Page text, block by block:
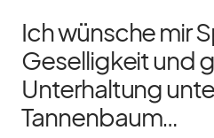
Ich wünsche mir
Geselligkeit und
Unterhaltung
Tannenbaum…